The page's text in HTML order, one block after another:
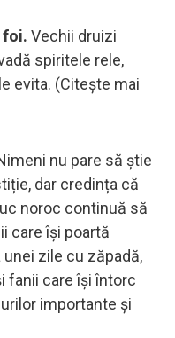
foi. Vechii druizi
spiritele rele,
evita. (Citește mai
nu pare să știe
dar credința că
noroc continuă să
care își poartă
zile cu zăpadă,
fanii care își întorc
importante și